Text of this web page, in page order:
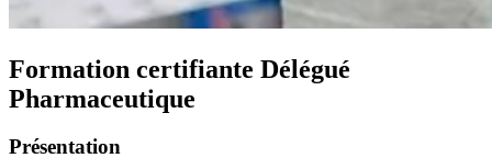
Formation certifiante Délégué
Pharmaceutique
Présentation